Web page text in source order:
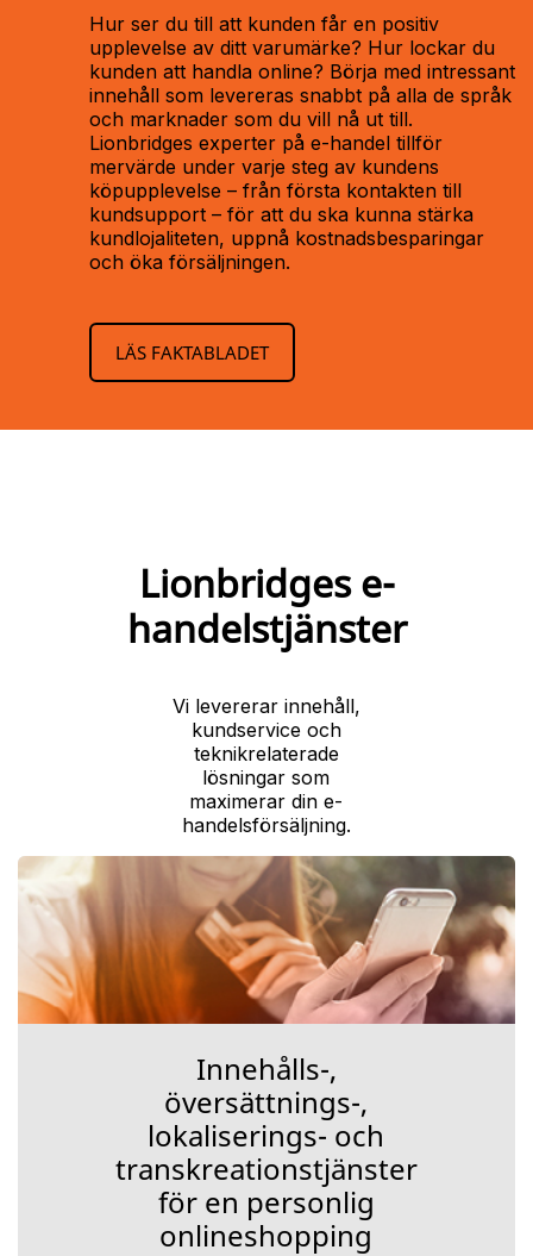
Hur ser du till att kunden får en positiv
upplevelse av ditt varumärke? Hur lockar du
kunden att handla online? Börja med intressant
innehåll som levereras snabbt på alla de språk
och marknader som du vill nå ut till.
Lionbridges experter på e-handel tillför
mervärde under varje steg av kundens
köpupplevelse – från första kontakten till
kundsupport – för att du ska kunna stärka
kundlojaliteten, uppnå kostnadsbesparingar
och öka försäljningen.
LÄS FAKTABLADET
Lionbridges e-
handelstjänster
Vi levererar innehåll,
kundservice och
teknikrelaterade
lösningar som
maximerar din e-
handelsförsäljning.
Innehålls-,
översättnings-,
lokaliserings- och
transkreationstjänster
för en personlig
onlineshopping